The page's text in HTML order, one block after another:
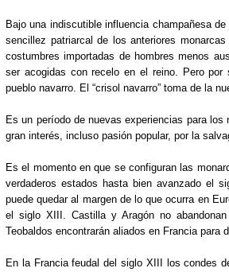
Bajo una indiscutible influencia champañesa
sencillez patriarcal de los anteriores
costumbres importadas de hombres menos
ser acogidas con recelo en el reino. Pero por
pueblo navarro. El “crisol navarro” toma de la
Es un período de nuevas experiencias para
gran interés, incluso pasión popular, por la
Es el momento en que se configuran las
verdaderos estados hasta bien avanzado el
puede quedar al margen de lo que ocurra en
el siglo XIII. Castilla y Aragón no
Teobaldos encontrarán aliados en Francia para
En la Francia feudal del siglo XIII los condes